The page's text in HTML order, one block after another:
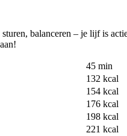
balanceren – je lijf is
45 min
132 kcal
154 kcal
176 kcal
198 kcal
221 kcal